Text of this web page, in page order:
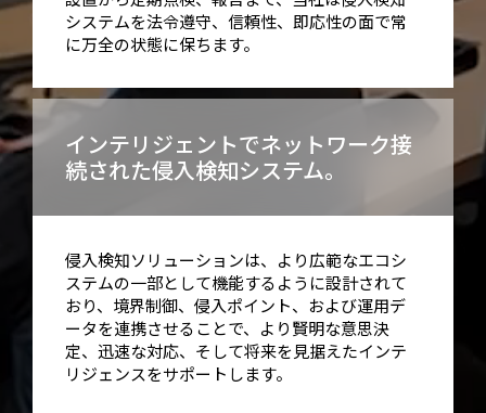
システムを法令遵守、信頼性、即応性の面で常
に万全の状態に保ちます。
インテリジェントでネットワーク接
続された侵入検知システム。
侵入検知ソリューションは、より広範なエコシ
ステムの一部として機能するように設計されて
おり、境界制御、侵入ポイント、および運用デ
ータを連携させることで、より賢明な意思決
定、迅速な対応、そして将来を見据えたインテ
リジェンスをサポートします。